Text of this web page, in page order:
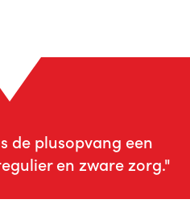
de plusopvang een
en zware zorg."